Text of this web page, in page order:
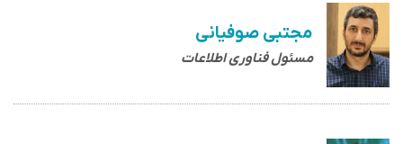
مجتبی صوفیانی
مسئول فناوری اطلاعات